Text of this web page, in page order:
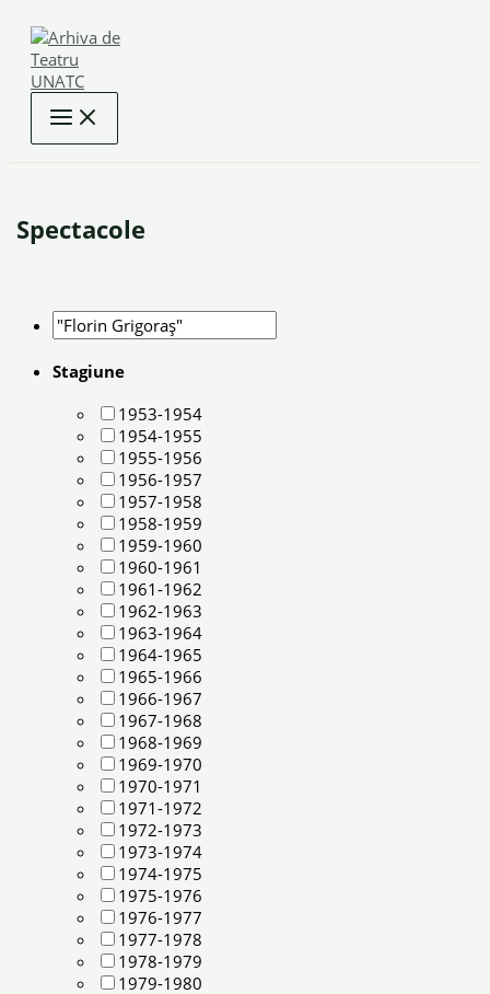
content
Spectacole
Stagiune
1953-1954
1954-1955
1955-1956
1956-1957
1957-1958
1958-1959
1959-1960
1960-1961
1961-1962
1962-1963
1963-1964
1964-1965
1965-1966
1966-1967
1967-1968
1968-1969
1969-1970
1970-1971
1971-1972
1972-1973
1973-1974
1974-1975
1975-1976
1976-1977
1977-1978
1978-1979
1979-1980